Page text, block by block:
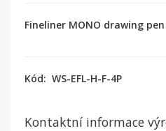
Fineliner MONO drawing
Kód: WS-EFL-H-F-4P
Kontaktní informace